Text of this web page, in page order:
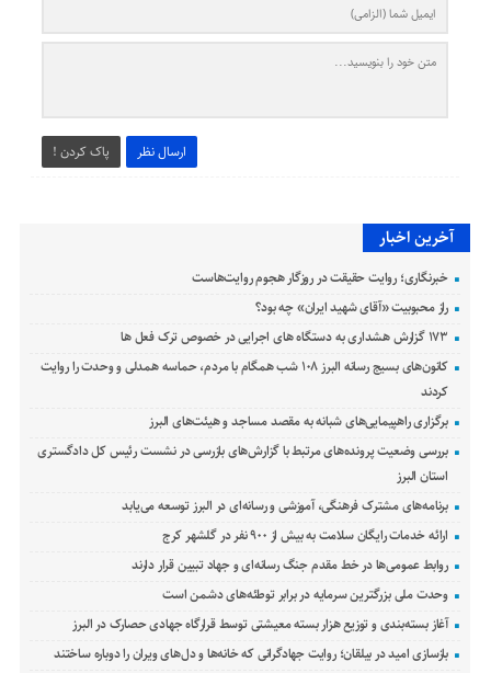
ارسال نظر پاک کردن !
آخرین اخبار
خبرنگاری؛ روایت حقیقت در روزگار هجوم روایت‌هاست
راز محبوبیت «آقای شهید ایران» چه بود؟
۱۷۳ گزارش هشداری به دستگاه های اجرایی در خصوص ترک فعل ها
کانون‌های بسیج رسانه البرز ۱۰۸ شب همگام با مردم، حماسه همدلی و وحدت را روایت
کردند
برگزاری راهپیمایی‌های شبانه به مقصد مساجد و هیئت‌های البرز
بررسی وضعیت پرونده‌های مرتبط با گزارش‌های بازرسی در نشست رئیس کل دادگستری
استان البرز
برنامه‌های مشترک فرهنگی، آموزشی و رسانه‌ای در البرز توسعه می‌یابد
ارائه خدمات رایگان سلامت به بیش از ۹۰۰ نفر در گلشهر کرج
روابط عمومی‌ها در خط مقدم جنگ رسانه‌ای و جهاد تبیین قرار دارند
وحدت ملی بزرگترین سرمایه در برابر توطئه‌های دشمن است
آغاز بسته‌بندی و توزیع هزار بسته معیشتی توسط قرارگاه جهادی حصارک در البرز
بازسازی امید در بیلقان؛ روایت جهادگرانی که خانه‌ها و دل‌های ویران را دوباره ساختند